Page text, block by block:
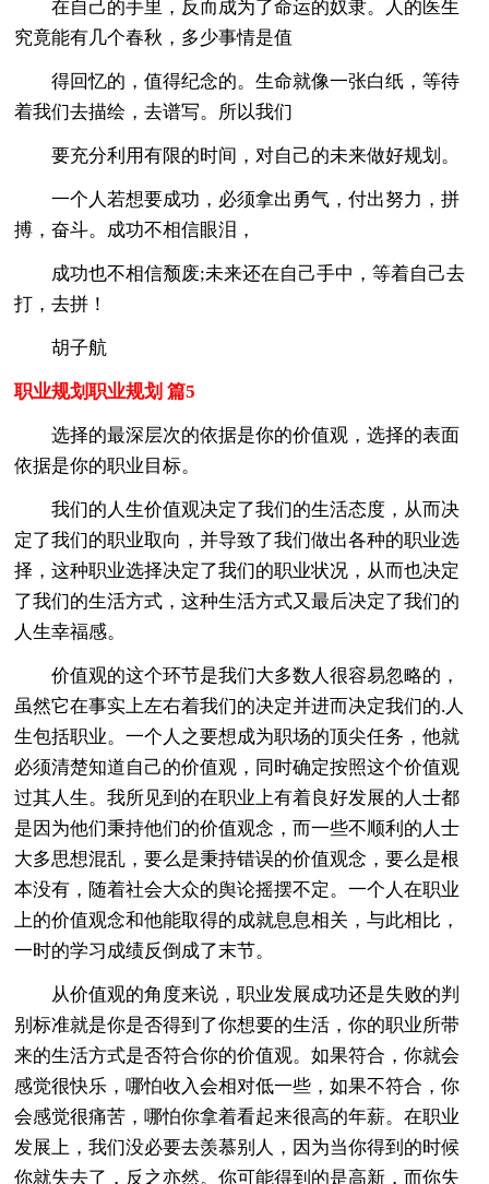
在自己的手里，反而成为了命运的奴隶。人的医生
究竟能有几个春秋，多少事情是值
得回忆的，值得纪念的。生命就像一张白纸，等待
着我们去描绘，去谱写。所以我们
要充分利用有限的时间，对自己的未来做好规划。
一个人若想要成功，必须拿出勇气，付出努力，拼
搏，奋斗。成功不相信眼泪，
成功也不相信颓废;未来还在自己手中，等着自己去
打，去拼！
胡子航
职业规划职业规划 篇5
选择的最深层次的依据是你的价值观，选择的表面
依据是你的职业目标。
我们的人生价值观决定了我们的生活态度，从而决
定了我们的职业取向，并导致了我们做出各种的职业选
择，这种职业选择决定了我们的职业状况，从而也决定
了我们的生活方式，这种生活方式又最后决定了我们的
人生幸福感。
价值观的这个环节是我们大多数人很容易忽略的，
虽然它在事实上左右着我们的决定并进而决定我们的.人
生包括职业。一个人之要想成为职场的顶尖任务，他就
必须清楚知道自己的价值观，同时确定按照这个价值观
过其人生。我所见到的在职业上有着良好发展的人士都
是因为他们秉持他们的价值观念，而一些不顺利的人士
大多思想混乱，要么是秉持错误的价值观念，要么是根
本没有，随着社会大众的舆论摇摆不定。一个人在职业
上的价值观念和他能取得的成就息息相关，与此相比，
一时的学习成绩反倒成了末节。
从价值观的角度来说，职业发展成功还是失败的判
别标准就是你是否得到了你想要的生活，你的职业所带
来的生活方式是否符合你的价值观。如果符合，你就会
感觉很快乐，哪怕收入会相对低一些，如果不符合，你
会感觉很痛苦，哪怕你拿着看起来很高的年薪。在职业
发展上，我们没必要去羡慕别人，因为当你得到的时候
你就失去了，反之亦然。你可能得到的是高新，而你失